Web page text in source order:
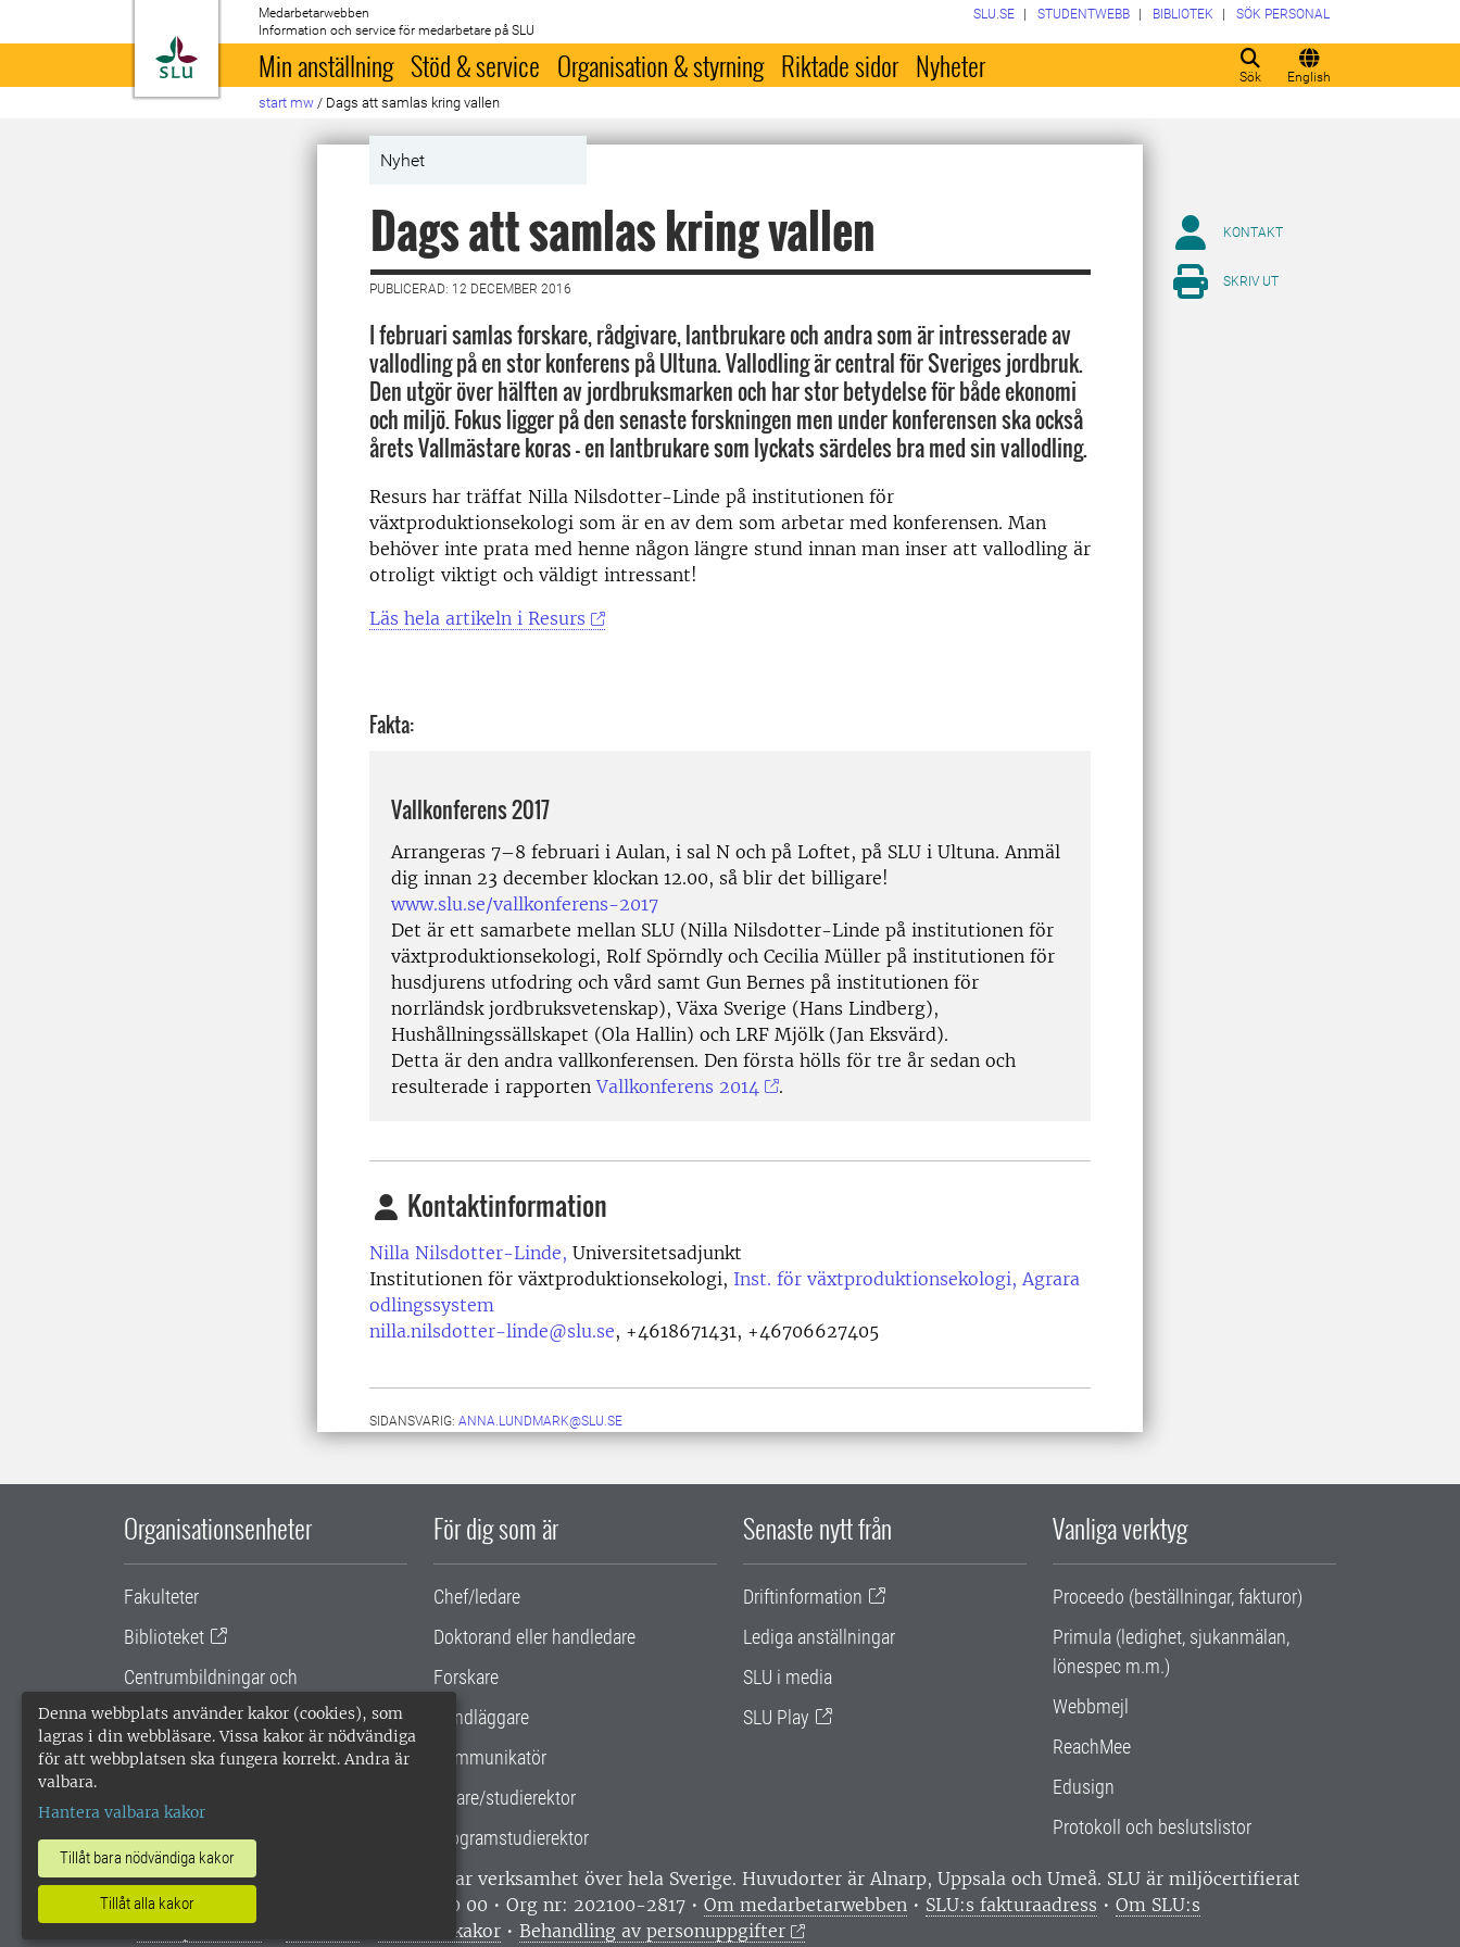
Denna webbplats använder kakor (cookies), som
lagras i din webbläsare. Vissa kakor är nödvändiga
för att webbplatsen ska fungera korrekt. Andra är
valbara.
Hantera valbara kakor
Tillåt bara nödvändiga kakor
Tillåt alla kakor
Till startsida
Medarbetarwebben
Information och service för medarbetare på SLU
Sök English
SLU.SE STUDENTWEBB BIBLIOTEK SÖK PERSONAL
Min anställning Stöd & service Organisation & styrning Riktade sidor Nyheter
start mw / Dags att samlas kring vallen
Nyhet
Dags att samlas kring vallen
PUBLICERAD: 12 DECEMBER 2016
I februari samlas forskare, rådgivare, lantbrukare och andra som är intresserade av
vallodling på en stor konferens på Ultuna. Vallodling är central för Sveriges jordbruk.
Den utgör över hälften av jordbruksmarken och har stor betydelse för både ekonomi
och miljö. Fokus ligger på den senaste forskningen men under konferensen ska också
årets Vallmästare koras – en lantbrukare som lyckats särdeles bra med sin vallodling.
Resurs har träffat Nilla Nilsdotter-Linde på institutionen för
växtproduktionsekologi som är en av dem som arbetar med konferensen. Man
behöver inte prata med henne någon längre stund innan man inser att vallodling är
otroligt viktigt och väldigt intressant!
Läs hela artikeln i Resurs
Fakta:
Vallkonferens 2017
Arrangeras 7–8 februari i Aulan, i sal N och på Loftet, på SLU i Ultuna. Anmäl
dig innan 23 december klockan 12.00, så blir det billigare!
www.slu.se/vallkonferens-2017
Det är ett samarbete mellan SLU (Nilla Nilsdotter-Linde på institutionen för
växtproduktionsekologi, Rolf Spörndly och Cecilia Müller på institutionen för
husdjurens utfodring och vård samt Gun Bernes på institutionen för
norrländsk jordbruksvetenskap), Växa Sverige (Hans Lindberg),
Hushållningssällskapet (Ola Hallin) och LRF Mjölk (Jan Eksvärd).
Detta är den andra vallkonferensen. Den första hölls för tre år sedan och
resulterade i rapportenVallkonferens 2014 .
Kontaktinformation
Nilla Nilsdotter-Linde, Universitetsadjunkt
Institutionen för växtproduktionsekologi, Inst. för växtproduktionsekologi, Agrara
odlingssystem
nilla.nilsdotter-linde@slu.se, +4618671431, +46706627405
SIDANSVARIG: ANNA.LUNDMARK@SLU.SE
KONTAKT
SKRIV UT
Organisationsenheter
Fakulteter
Biblioteket
Centrumbildningar och
samarbetsprojekt
Gemensamma verksamhetsstödet
För dig som är
Chef/ledare
Doktorand eller handledare
Forskare
Handläggare
Kommunikatör
Lärare/studierektor
Programstudierektor
Senaste nytt från
Driftinformation
Lediga anställningar
SLU i media
SLU Play
Vanliga verktyg
Proceedo (beställningar, fakturor)
Primula (ledighet, sjukanmälan,
lönespec m.m.)
Webbmejl
ReachMee
Edusign
Protokoll och beslutslistor
SLU, Sveriges lantbruksuniversitet, har verksamhet över hela Sverige. Huvudorter är Alnarp, Uppsala och Umeå. SLU är miljöcertifierat
enligt ISO 14001. •
Telefon: 018-67 10 00 • Org nr: 202100-2817 • Om medarbetarwebben • SLU:s fakturaadress • Om SLU:s
Hantera kakor •Behandling av personuppgifter